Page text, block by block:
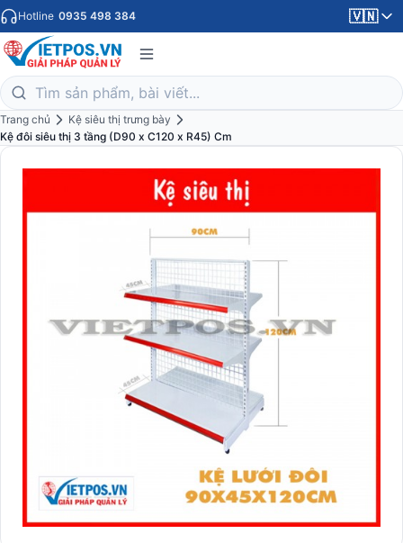
Hotline 0935 498 384 🇻🇳
Trang chủ
Kệ siêu thị trưng bày
Kệ đôi siêu thị 3 tầng (D90 x C120 x R45) Cm